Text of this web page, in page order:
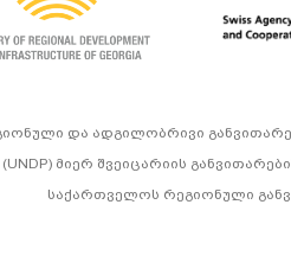
და ადგილობრივი
მიერ შვეიცარიის
საქართველოს რეგიონული